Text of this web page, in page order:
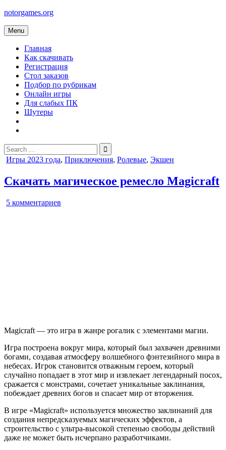
Skip
content
notorgames.org
Menu
Главная
Как скачивать
Регистрация
Стол заказов
Подбор по рубрикам
Онлайн игры
Для слабых ПК
Шутеры
Search
for:
Posted
Игры 2023 года, Приключения, Ролевые, Экшен
Скачать магическое ремесло Magicraft
5 комментариев
Magicraft — это игра в жанре рогалик с элементами магии.
Игра построена вокруг мира, который был захвачен древними
богами, создавая атмосферу волшебного фэнтезийного мира в
небесах. Игрок становится отважным героем, который
случайно попадает в этот мир и извлекает легендарный посох,
сражается с монстрами, сочетает уникальные заклинания,
побеждает древних богов и спасает мир от вторжения.
В игре «Magicraft» используется множество заклинаний для
создания непредсказуемых магических эффектов, а
строительство с ультра-высокой степенью свободы действий
даже не может быть исчерпано разработчиками.